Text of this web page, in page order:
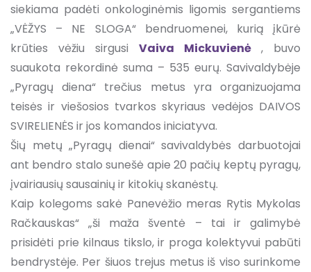
siekiama padėti onkologinėmis ligomis sergantiems
„VĖŽYS – NE SLOGA“ bendruomenei, kurią įkūrė
krūties vėžiu sirgusi Vaiva Mickuvienė
, buvo
suaukota rekordinė suma – 535 eurų. Savivaldybėje
„Pyragų diena“ trečius metus yra organizuojama
teisės ir viešosios tvarkos skyriaus vedėjos DAIVOS
SVIRELIENĖS ir jos komandos iniciatyva.
Šių metų „Pyragų dienai“ savivaldybės darbuotojai
ant bendro stalo sunešė apie 20 pačių keptų pyragų,
įvairiausių sausainių ir kitokių skanėstų.
Kaip kolegoms sakė Panevėžio meras Rytis Mykolas
Račkauskas“ „ši maža šventė – tai ir galimybė
prisidėti prie kilnaus tikslo, ir proga kolektyvui pabūti
bendrystėje. Per šiuos trejus metus iš viso surinkome